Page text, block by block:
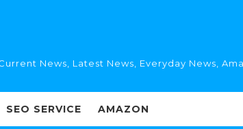
News, Latest News, Everyday News,
SEO SERVICE AMAZON